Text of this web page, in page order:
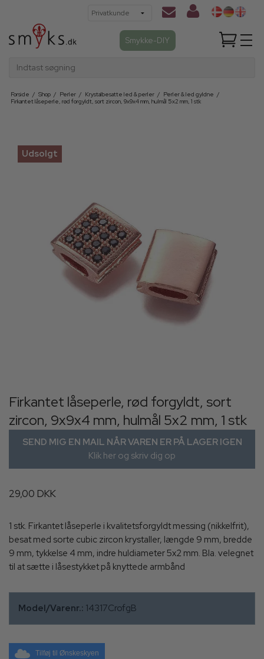
Smykke-DIY
Indtast søgning
Forside / Shop / Perler / Krystalbesatte led & perler / Perler & led gyldne /
Firkantet låseperle, rød forgyldt, sort zircon, 9x9x4 mm, hulmål 5x2 mm, 1 stk
Udsolgt
Firkantet låseperle, rød forgyldt, sort
zircon, 9x9x4 mm, hulmål 5x2 mm, 1 stk
SEND MIG EN MAIL NÅR VAREN ER PÅ LAGER IGEN
Klik her og skriv dig op
29,00 DKK
1 stk. Firkantet låseperle i kvalitetsforgyldt messing (nikkelfrit),
besat med sorte cubic zircon krystaller, længde 9 mm, bredde
9 mm, tykkelse 4 mm, indre huldiameter 5x2 mm. Bla. velegnet
til at sætte i låsestykket på knyttede armbånd
Model/Varenr.: 14317CrofgB
Tilføj til Ønskeskyen